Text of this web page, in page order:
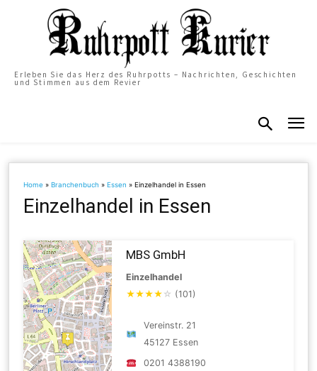
Erleben Sie das Herz des Ruhrpotts – Nachrichten, Geschichten
und Stimmen aus dem Revier
Home »Branchenbuch »Essen »Einzelhandel in Essen
Einzelhandel in Essen
MBS GmbH
Einzelhandel
★★★★ ☆ (101)
Vereinstr. 21
45127 Essen
0201 4388190